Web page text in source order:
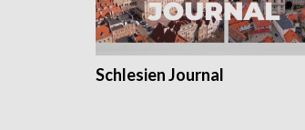
Schlesien Journal